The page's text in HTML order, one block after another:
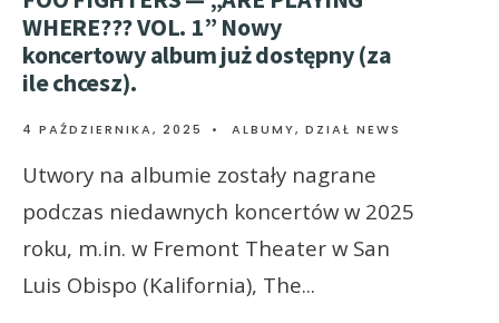
WHERE??? VOL. 1” Nowy
koncertowy album już dostępny (za
ile chcesz).
4 PAŹDZIERNIKA, 2025 • ALBUMY, DZIAŁ NEWS
Utwory na albumie zostały nagrane
podczas niedawnych koncertów w 2025
roku, m.in. w Fremont Theater w San
Luis Obispo (Kalifornia), The...